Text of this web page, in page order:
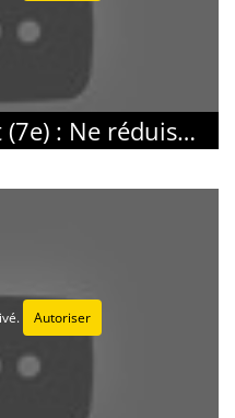
Paul Claudel d’Hulst (7e) : Ne réduisons pas les élèves à leurs notes
Autoriser